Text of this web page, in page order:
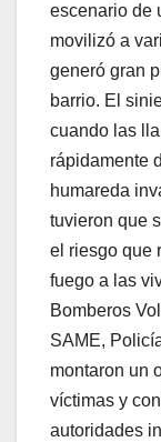
escenario de
movilizó a
generó gran
barrio. El
cuando las
rápidamente
humareda
tuvieron que
el riesgo que
fuego a las
Bomberos
SAME,
montaron un
víctimas y
autoridades